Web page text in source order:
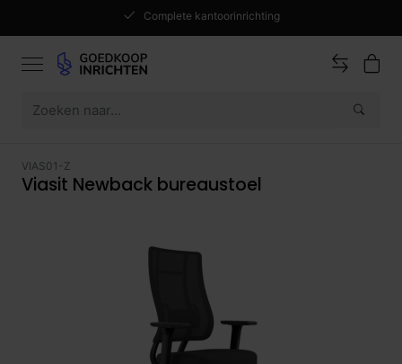
Complete kantoorinrichting
VIAS01-Z
Viasit Newback bureaustoel